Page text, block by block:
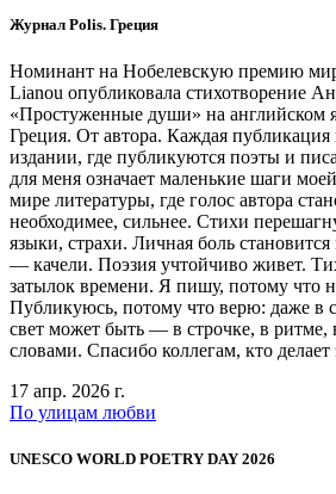
Журнал Polis. Греция
Номинант на Нобелевскую премию
Lianou опубликовала стихотворение
«Простуженные души» на английском
Греция. От автора. Каждая
издании, где публикуются поэты и
для меня означает маленькие шаги
мире литературы, где голос автора
необходимее, сильнее. Стихи
языки, страхи. Личная боль
— качели. Поэзия учтойчиво живет.
затылок времени. Я пишу, потому что
Публикуюсь, потому что верю: даже в
свет может быть — в строчке, в
словами. Спасибо коллегам, кто
17 апр. 2026 г.
По улицам любви
UNESCO WORLD POETRY DAY 2026